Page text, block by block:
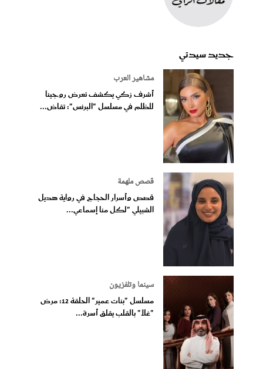
جديد سيدتي
مشاهير العرب
أشرف زكي يكشف تعرض روجينا
للظلم في مسلسل "البرنس": تقاض...
قصص ملهمة
قصص وأسرار الحجاج في رواية هديل
الشبيلي "لكل منا إسماعي...
سينما وتلفزيون
مسلسل "بنات عمير" الحلقة 12: مرض
"غلا" بالقلب يقلق أسرة...